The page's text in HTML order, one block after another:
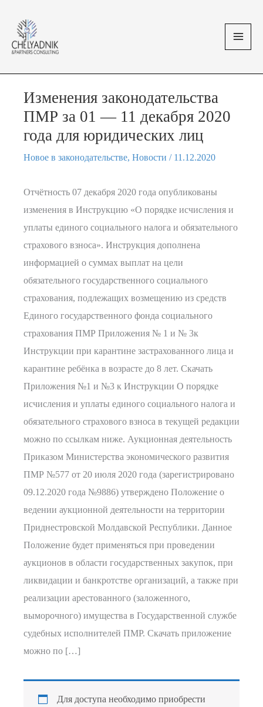
содержимому
Изменения законодательства
ПМР за 01 — 11 декабря 2020
года для юридических лиц
Новое в законодательстве, Новости / 11.12.2020
Отчётность 07 декабря 2020 года опубликованы
изменения в Инструкцию «О порядке исчисления и
уплаты единого социального налога и обязательного
страхового взноса». Инструкция дополнена
информацией о суммах выплат на цели
обязательного государственного социального
страхования, подлежащих возмещению из средств
Единого государственного фонда социального
страхования ПМР Приложения № 1 и № 3к
Инструкции при карантине застрахованного лица и
карантине ребёнка в возрасте до 8 лет. Скачать
Приложения №1 и №3 к Инструкции О порядке
исчисления и уплаты единого социального налога и
обязательного страхового взноса в текущей редакции
можно по ссылкам ниже. Аукционная деятельность
Приказом Министерства экономического развития
ПМР №577 от 20 июля 2020 года (зарегистрировано
09.12.2020 года №9886) утверждено Положение о
ведении аукционной деятельности на территории
Приднестровской Молдавской Республики. Данное
Положение будет применяться при проведении
аукционов в области государственных закупок, при
ликвидации и банкротстве организаций, а также при
реализации арестованного (заложенного,
выморочного) имущества в Государственной службе
судебных исполнителей ПМР. Скачать приложение
можно по […]
Для доступа необходимо приобрести